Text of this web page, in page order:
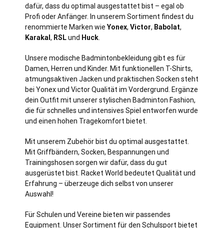
dafür, dass du optimal ausgestattet bist – egal ob
Profi oder Anfänger. In unserem Sortiment findest du
renommierte Marken wie Yonex, Victor, Babolat,
Karakal , RSLund Huck
Unsere modische Badmintonbekleidung gibt es für
Damen, Herren und Kinder. Mit funktionellen T-Shirts,
atmungsaktiven Jacken und praktischen Socken steht
bei Yonex und Victor Qualität im Vordergrund. Ergänze
dein Outfit mit unserer stylischen Badminton Fashion,
die für schnelles und intensives Spiel entworfen wurde
und einen hohen Tragekomfort bietet.
Mit unserem Zubehör bist du optimal ausgestattet.
Mit Griffbändern, Socken, Bespannungen und
Trainingshosen sorgen wir dafür, dass du gut
ausgerüstet bist. Racket World bedeutet Qualität und
Erfahrung – überzeuge dich selbst von unserer
Auswahl!
Für Schulen und Vereine bieten wir passendes
Equipment. Unser Sortiment für den Schulsport bietet